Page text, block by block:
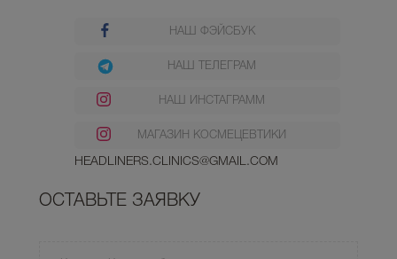
НАШ ФЭЙСБУК
НАШ ТЕЛЕГРАМ
НАШ ИНСТАГРАММ
МАГАЗИН КОСМЕЦЕВТИКИ
HEADLINERS.CLINICS@GMAIL.COM
ОСТАВЬТЕ ЗАЯВКУ